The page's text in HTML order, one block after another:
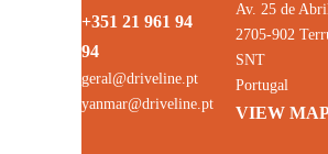
+351 21 961 94
94
geral@driveline.pt
yanmar@driveline.pt
Av. 25 de
2705-902
SNT
Portugal
VIEW